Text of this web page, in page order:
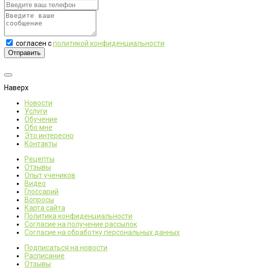
согласен сполитикой конфиденциальности
Отправить
Наверх
Новости
Услуги
Обучение
Обо мне
Это интересно
Контакты
Рецепты
Отзывы
Опыт учеников
Видео
Глоссарий
Вопросы
Карта сайта
Политика конфиденциальности
Согласие на получение рассылок
Согласие на обработку персональных данных
Подписаться на новости
Расписание
Отзывы